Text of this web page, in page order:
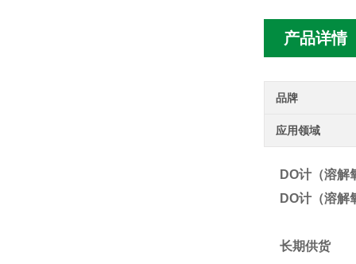
产品详情
品牌
应用领域
DO计（溶
DO计（溶
长期供货